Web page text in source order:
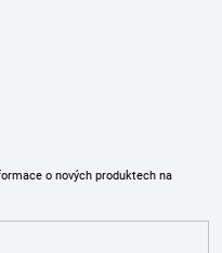
o nových produktech na